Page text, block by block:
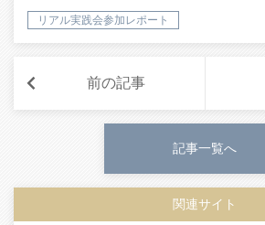
リアル実践会参加レポート
前の記事
記事一覧へ
関連サイト